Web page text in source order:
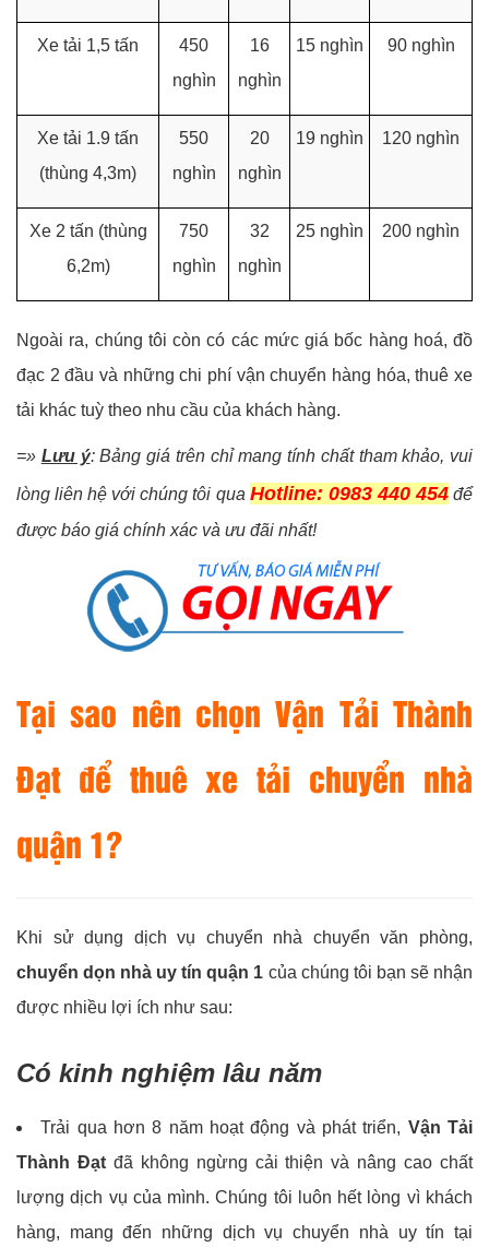
Xe tải 1,5 tấn
450
nghìn
16
nghìn
15 nghìn 90 nghìn
Xe tải 1.9 tấn
(thùng 4,3m)
550
nghìn
20
nghìn
19 nghìn 120 nghìn
Xe 2 tấn (thùng
6,2m)
750
nghìn
32
nghìn
25 nghìn 200 nghìn
Ngoài ra, chúng tôi còn có các mức giá bốc hàng hoá, đồ
đạc 2 đầu và những chi phí vận chuyển hàng hóa, thuê xe
tải khác tuỳ theo nhu cầu của khách hàng.
=» Lưu ý: Bảng giá trên chỉ mang tính chất tham khảo, vui
lòng liên hệ với chúng tôi qua Hotline: 0983 440 454để
được báo giá chính xác và ưu đãi nhất!
Tại sao nên chọn Vận Tải Thành
Đạt để thuê xe tải chuyển nhà
quận 1?
Khi sử dụng dịch vụ chuyển nhà chuyển văn phòng,
chuyển dọn nhà uy tín quận 1 của chúng tôi bạn sẽ nhận
được nhiều lợi ích như sau:
Có kinh nghiệm lâu năm
Trải qua hơn 8 năm hoạt động và phát triển, Vận Tải
Thành Đạtđã không ngừng cải thiện và nâng cao chất
lượng dịch vụ của mình. Chúng tôi luôn hết lòng vì khách
hàng, mang đến những dịch vụ chuyển nhà uy tín tại